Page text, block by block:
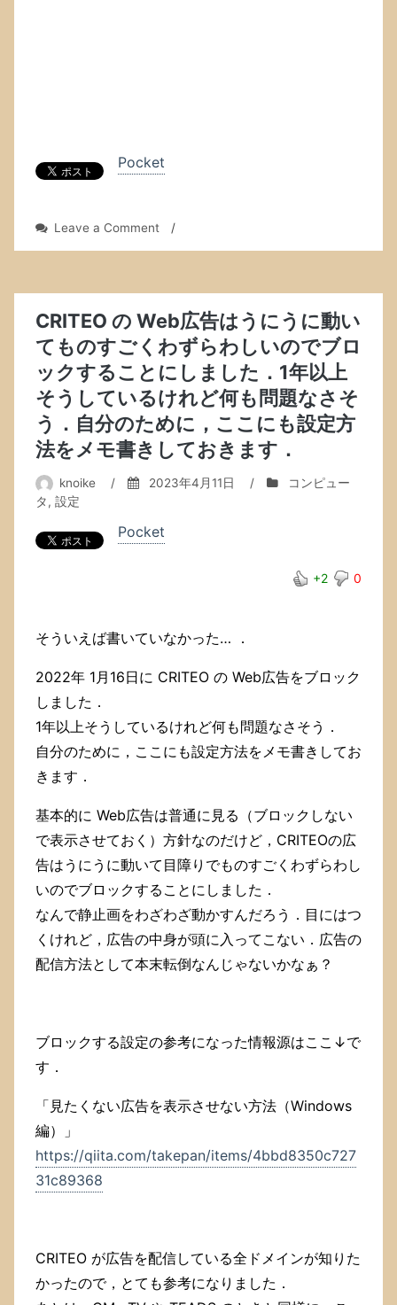
Pocket
Leave a Commenton
Web
広
告
を
ブ
ロ
ッ
ク
し
ま
し
由
は
と
じ
で，
に
に
て
目
障
り
で
も
の
す
く
わ
か
ら．
定
方
に
メ
/
CRITEO の Web広告はうにうに動い
てものすごくわずらわしいのでブロ
ックすることにしました．1年以上
そうしているけれど何も問題なさそ
う．自分のために，ここにも設定方
法をメモ書きしておきます．
knoike / 2023年4月11日 /
コンピュー
タ, 設定
Pocket
+2 0
そういえば書いていなかった… ．
2022年 1月16日に CRITEO の Web広告をブロック
しました．
1年以上そうしているけれど何も問題なさそう．
自分のために，ここにも設定方法をメモ書きしてお
きます．
基本的に Web広告は普通に見る（ブロックしない
で表示させておく）方針なのだけど，CRITEOの広
告はうにうに動いて目障りでものすごくわずらわし
いのでブロックすることにしました．
なんで静止画をわざわざ動かすんだろう．目にはつ
くけれど，広告の中身が頭に入ってこない．広告の
配信方法として本末転倒なんじゃないかなぁ？
ブロックする設定の参考になった情報源はここ↓で
す．
「見たくない広告を表示させない方法（Windows
編）」
https://qiita.com/takepan/items/4bbd8350c727
31c89368
CRITEO が広告を配信している全ドメインが知りた
かったので，とても参考になりました．